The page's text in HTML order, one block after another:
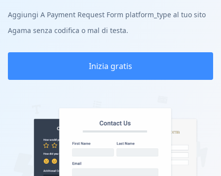
Aggiungi A Payment Request Form platform_type al tuo sito
Agama senza codifica o mal di testa.
Inizia gratis